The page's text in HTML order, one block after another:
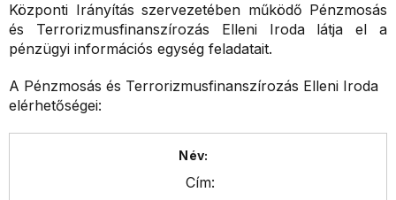
Központi Irányítás szervezetében működő Pénzmosás
és Terrorizmusfinanszírozás Elleni Iroda látja el a
pénzügyi információs egység feladatait.
A Pénzmosás és Terrorizmusfinanszírozás Elleni Iroda
elérhetőségei:
Cím: